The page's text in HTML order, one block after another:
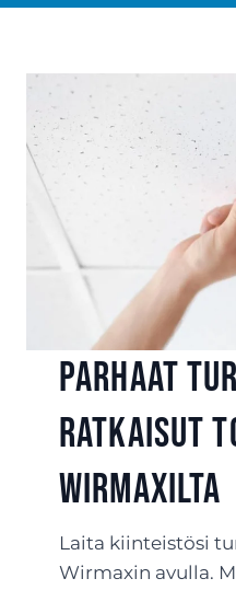
Parhaat
ratkaisut
Wirmaxilta
Laita kiinteistösi
Wirmaxin avulla.